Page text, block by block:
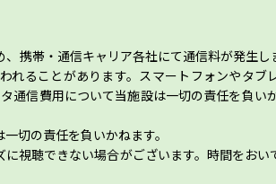
携帯・通信キャリア各社にて通信料が発生し
れることがあります。スマートフォンやタブ
通信費用について当施設は一切の責任を負い
切の責任を負いかねます。
視聴できない場合がございます。時間をおい